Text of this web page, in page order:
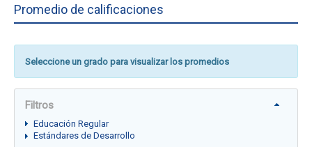
Promedio de calificaciones
Seleccione un grado para visualizar los promedios
Filtros
Educación Regular
Estándares de Desarrollo